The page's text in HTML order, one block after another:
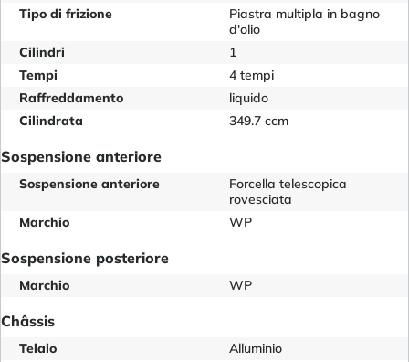
Tipo di frizione
Piastra multipla in bagno
d'olio
Cilindri
1
Tempi
4 tempi
Raffreddamento
liquido
Cilindrata
349.7 ccm
Sospensione anteriore
Sospensione anteriore
Forcella telescopica
rovesciata
Marchio
WP
Sospensione posteriore
Marchio WP
Châssis
Telaio
Alluminio